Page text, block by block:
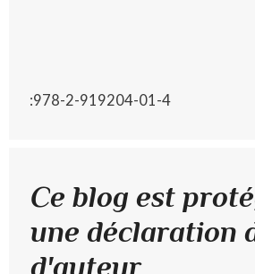
:978-2-919204-01-4
Ce blog est
une déclaration
d'auteur